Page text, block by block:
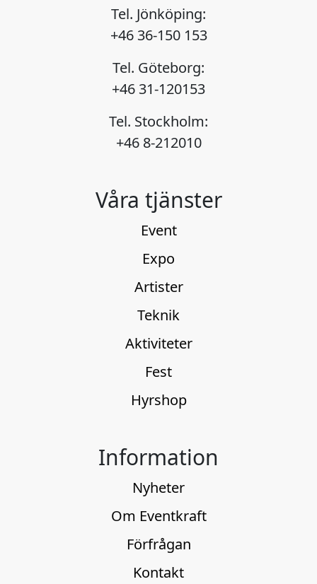
Tel. Jönköping:
+46 36-150 153
Tel. Göteborg:
+46 31-120153
Tel. Stockholm:
+46 8-212010
Våra tjänster
Event
Expo
Artister
Teknik
Aktiviteter
Fest
Hyrshop
Information
Nyheter
Om Eventkraft
Förfrågan
Kontakt